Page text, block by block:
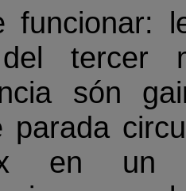
funcionar:
del tercer
són
parada
en un